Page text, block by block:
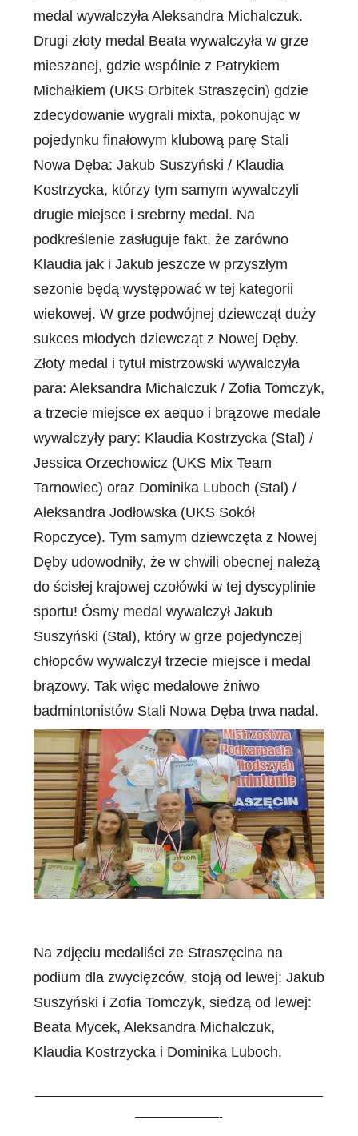
medal wywalczyła Aleksandra Michalczuk.
Drugi złoty medal Beata wywalczyła w grze
mieszanej, gdzie wspólnie z Patrykiem
Michałkiem (UKS Orbitek Straszęcin) gdzie
zdecydowanie wygrali mixta, pokonując w
pojedynku finałowym klubową parę Stali
Nowa Dęba: Jakub Suszyński / Klaudia
Kostrzycka, którzy tym samym wywalczyli
drugie miejsce i srebrny medal. Na
podkreślenie zasługuje fakt, że zarówno
Klaudia jak i Jakub jeszcze w przyszłym
sezonie będą występować w tej kategorii
wiekowej. W grze podwójnej dziewcząt duży
sukces młodych dziewcząt z Nowej Dęby.
Złoty medal i tytuł mistrzowski wywalczyła
para: Aleksandra Michalczuk / Zofia Tomczyk,
a trzecie miejsce ex aequo i brązowe medale
wywalczyły pary: Klaudia Kostrzycka (Stal) /
Jessica Orzechowicz (UKS Mix Team
Tarnowiec) oraz Dominika Luboch (Stal) /
Aleksandra Jodłowska (UKS Sokół
Ropczyce). Tym samym dziewczęta z Nowej
Dęby udowodniły, że w chwili obecnej należą
do ścisłej krajowej czołówki w tej dyscyplinie
sportu! Ósmy medal wywalczył Jakub
Suszyński (Stal), który w grze pojedynczej
chłopców wywalczył trzecie miejsce i medal
brązowy. Tak więc medalowe żniwo
badmintonistów Stali Nowa Dęba trwa nadal.
Na zdjęciu medaliści ze Straszęcina na
podium dla zwycięzców, stoją od lewej: Jakub
Suszyński i Zofia Tomczyk, siedzą od lewej:
Beata Mycek, Aleksandra Michalczuk,
Klaudia Kostrzycka i Dominika Luboch.
————————————————————————
———————-